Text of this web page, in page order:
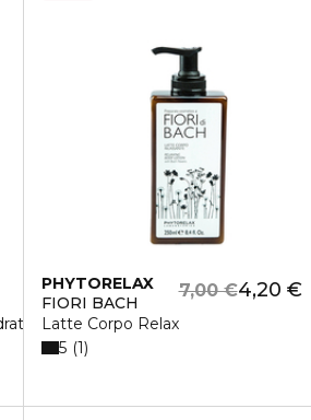
PHYTORELAX
FIORI BACH
Latte Corpo Relax
4,20 €
7,00 €
5 1